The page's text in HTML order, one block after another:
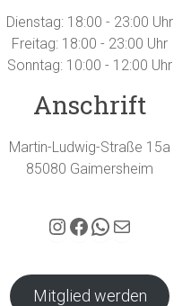
Dienstag: 18:00 - 23:00 Uhr
Freitag: 18:00 - 23:00 Uhr
Sonntag: 10:00 - 12:00 Uhr
Anschrift
Martin-Ludwig-Straße 15a
85080 Gaimersheim
Hubertus Gaimersheim auf Instagram
Facebook
WhatsApp
E-Mail
Mitglied werden